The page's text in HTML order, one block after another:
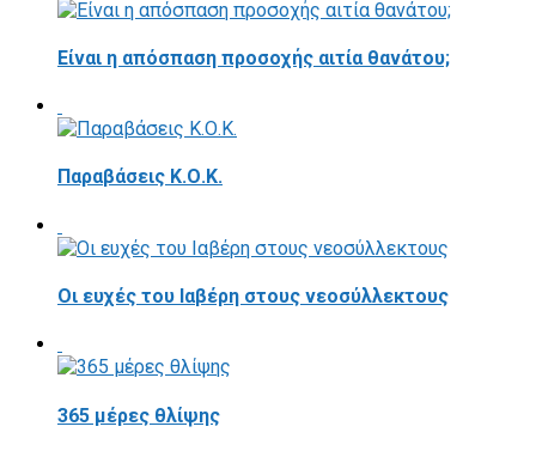
Είναι η απόσπαση προσοχής αιτία θανάτου;
Παραβάσεις Κ.Ο.Κ.
Οι ευχές του Ιαβέρη στους νεοσύλλεκτους
365 μέρες θλίψης